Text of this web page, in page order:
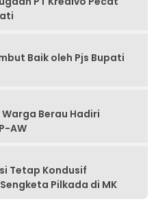
Baik oleh Pjs Bupati
Berau Hadiri
AW
Tetap Kondusif
Pilkada di MK